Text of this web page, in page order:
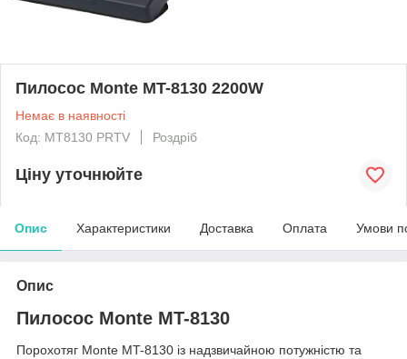
Пилосос Monte MT-8130 2200W
Немає в наявності
Код: MT8130 PRTV
Роздріб
Ціну уточнюйте
Опис Характеристики Доставка Оплата Умови
Опис
Пилосос Monte MT-8130
Порохотяг Monte MT-8130 із надзвичайною потужністю та